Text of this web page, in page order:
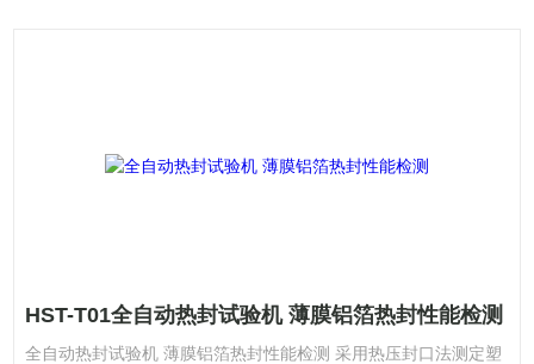
HST-T01全自动热封试验机 薄膜铝箔热封性能检测
全自动热封试验机 薄膜铝箔热封性能检测 采用热压封口法测定塑